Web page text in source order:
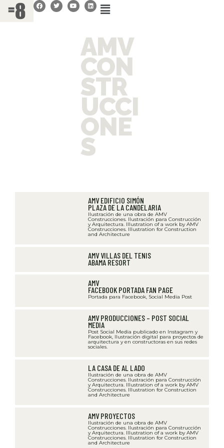
AMV
CON
STR
UCCI
ONE
S
AMV EDIFICIO SIMÓN
PLAZA DE LA CANDELARIA
Ilustración de una obra de AMV
Construcciones. Ilustración para Construcción
y Arquitectura. Illustration of a work by AMV
Construcciones. Illustration for Construction
and Architecture
AMV VILLAS DEL TENIS
ABAMA RESORT
AMV
FACEBOOK PORTADA FAN PAGE
Portada para Facebook, Social Media Post
AMV PRODUCCIONES – POST SOCIAL
MEDIA
Post Social Media publicado en Instagram y
Facebook, Ilustración digital para proyectos de
arquitectura y en constructoras en sus redes
sociales.
LA CASA DE AL LADO
Ilustración de una obra de AMV
Construcciones. Ilustración para Construcción
y Arquitectura. Illustration of a work by AMV
Construcciones. Illustration for Construction
and Architecture
AMV PROYECTOS
Ilustración de una obra de AMV
Construcciones. Ilustración para Construcción
y Arquitectura. Illustration of a work by AMV
Construcciones. Illustration for Construction
and Architecture